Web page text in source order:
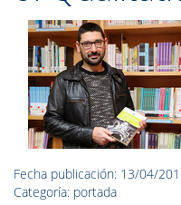
Fecha publicación: 13/04/
Categoría: portada